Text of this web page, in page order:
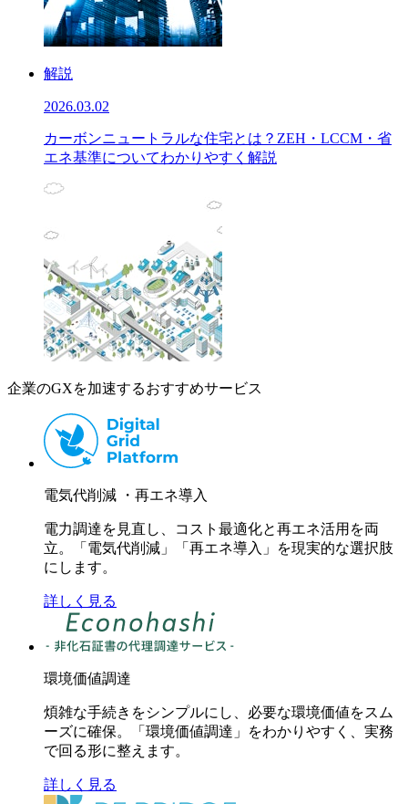
解説
2026.03.02
カーボンニュートラルな住宅とは？ZEH・LCCM・省
エネ基準についてわかりやすく解説
企業のGXを加速するおすすめサービス
電気代削減 ・再エネ導入
電力調達を見直し、コスト最適化と再エネ活用を両
立。「電気代削減」「再エネ導入」を現実的な選択肢
にします。
詳しく見る
環境価値調達
煩雑な手続きをシンプルにし、必要な環境価値をスム
ーズに確保。「環境価値調達」をわかりやすく、実務
で回る形に整えます。
詳しく見る